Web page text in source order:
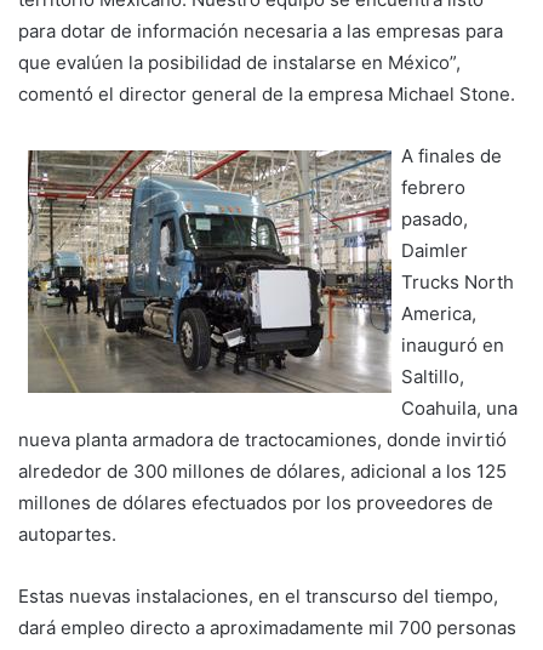
para dotar de información necesaria a las empresas para
que evalúen la posibilidad de instalarse en México”,
comentó el director general de la empresa Michael Stone.
A finales de
febrero
pasado,
Daimler
Trucks North
America,
inauguró en
Saltillo,
Coahuila, una
nueva planta armadora de tractocamiones, donde invirtió
alrededor de 300 millones de dólares, adicional a los 125
millones de dólares efectuados por los proveedores de
autopartes.
Estas nuevas instalaciones, en el transcurso del tiempo,
dará empleo directo a aproximadamente mil 700 personas